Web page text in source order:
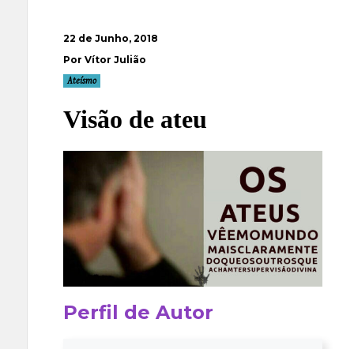
22 de Junho, 2018
Por Vítor Julião
Ateísmo
Visão de ateu
Perfil de Autor